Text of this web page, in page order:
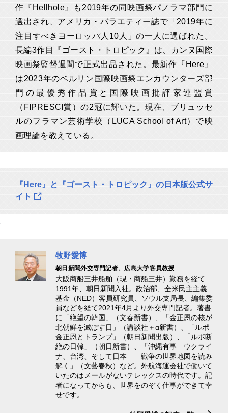
作『Hellhole』も2019年の同映画祭パノラマ部門に
選出され、アメリカ・バラエティー誌で「2019年に
注目すべきヨーロッパ人10人」の一人に選ばれた。
長編3作目『ゴースト・トロピック』は、カンヌ国際
映画祭監督週間で正式出品された。最新作『Here』
は2023年のベルリン国際映画祭エンカウンターズ部
門の最優秀作品賞と国際映画批評家連盟賞
（FIPRESCI賞）の2冠に輝いた。現在、ブリュッセ
ルのフラマン芸術学校（LUCA School of Art）で映
画理論を教えている。
『Here』と『ゴースト・トロピック』の日本版公式サ
イト
牧野愛博
朝日新聞外交専門記者、広島大学客員教授
大阪商船三井船舶（現・商船三井）勤務を経て
1991年、朝日新聞入社。政治部、全米民主主義
基金（NED）客員研究員、ソウル支局長、編集委
員などを経て2021年4月より外交専門記者。著書
に「絶望の韓国」（文春新書）、「金正恩の核が
北朝鮮を滅ぼす日」（講談社＋α新書）、「ルポ
金正恩とトランプ」（朝日新聞出版）、「ルポ断
絶の日韓」（朝日新書）、「沖縄有事 ウクライ
ナ、台湾、そして日本――戦争の世界地図を読み
解く」（文藝春秋）など。外航海運会社で働いて
いたのはメールがないテレックスの時代です。記
者になってからも、世界をのぞく仕事ができて幸
せです。